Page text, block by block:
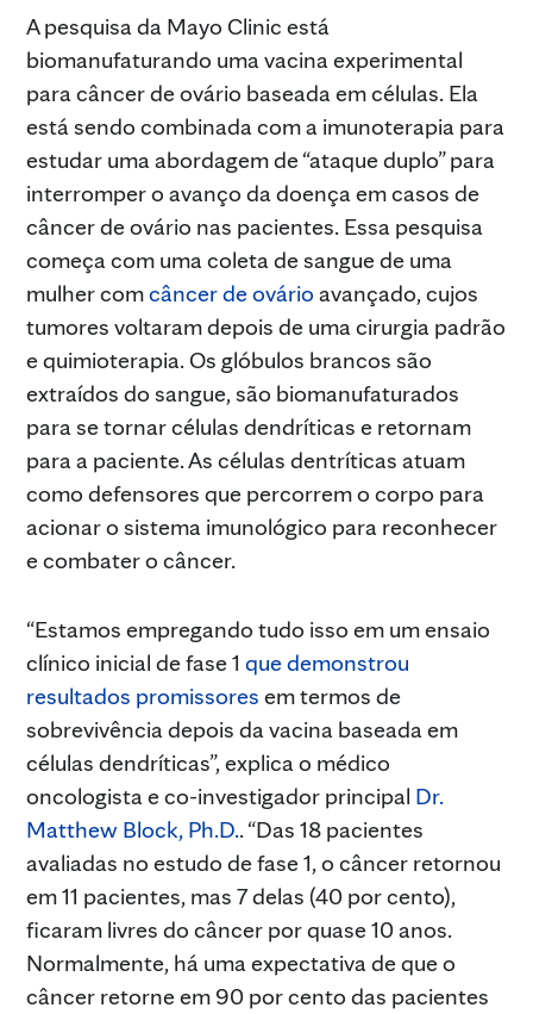
A pesquisa da Mayo Clinic está
biomanufaturando uma vacina experimental
para câncer de ovário baseada em células. Ela
está sendo combinada com a imunoterapia para
estudar uma abordagem de “ataque duplo” para
interromper o avanço da doença em casos de
câncer de ovário nas pacientes. Essa pesquisa
começa com uma coleta de sangue de uma
mulher comcâncer de ovário avançado, cujos
tumores voltaram depois de uma cirurgia padrão
e quimioterapia. Os glóbulos brancos são
extraídos do sangue, são biomanufaturados
para se tornar células dendríticas e retornam
para a paciente. As células dentríticas atuam
como defensores que percorrem o corpo para
acionar o sistema imunológico para reconhecer
e combater o câncer.
“Estamos empregando tudo isso em um ensaio
clínico inicial de fase 1 que demonstrou
resultados promissores em termos de
sobrevivência depois da vacina baseada em
células dendríticas”, explica o médico
oncologista e co-investigador principal Dr.
Matthew Block, Ph.D.. “Das 18 pacientes
avaliadas no estudo de fase 1, o câncer retornou
em 11 pacientes, mas 7 delas (40 por cento),
ficaram livres do câncer por quase 10 anos.
Normalmente, há uma expectativa de que o
câncer retorne em 90 por cento das pacientes